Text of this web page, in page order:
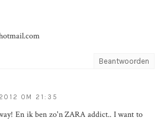
Beantwoorden
OM 21:35
En ik ben zo'n ZARA addict.. I want to